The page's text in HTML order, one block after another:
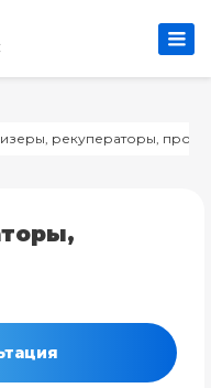
рекуператоры,